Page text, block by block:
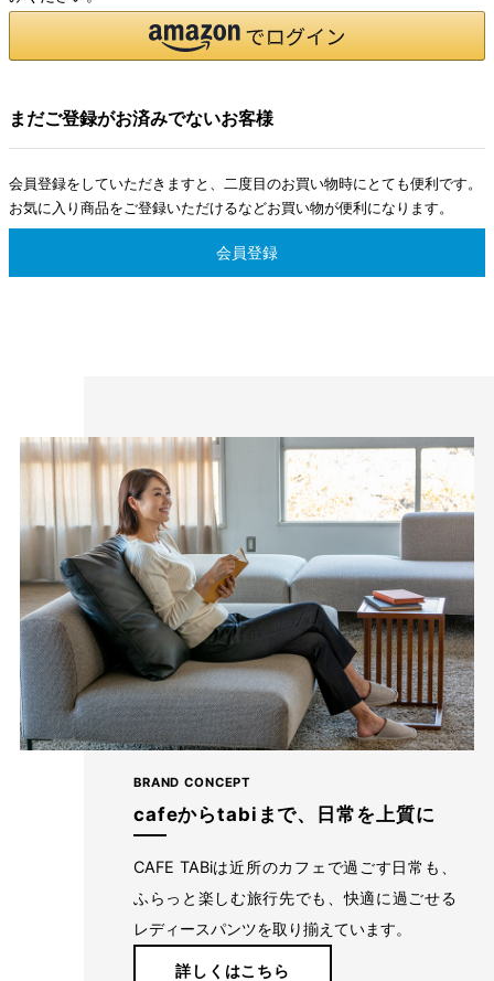
まだご登録がお済みでないお客様
会員登録をしていただきますと、二度目のお買い物時にとても便利です。
お気に入り商品をご登録いただけるなどお買い物が便利になります。
会員登録
BRAND CONCEPT
cafeからtabiまで、日常を上質に
CAFE TABiは近所のカフェで過ごす日常も、
ふらっと楽しむ旅行先でも、快適に過ごせる
レディースパンツを取り揃えています。
詳しくはこちら